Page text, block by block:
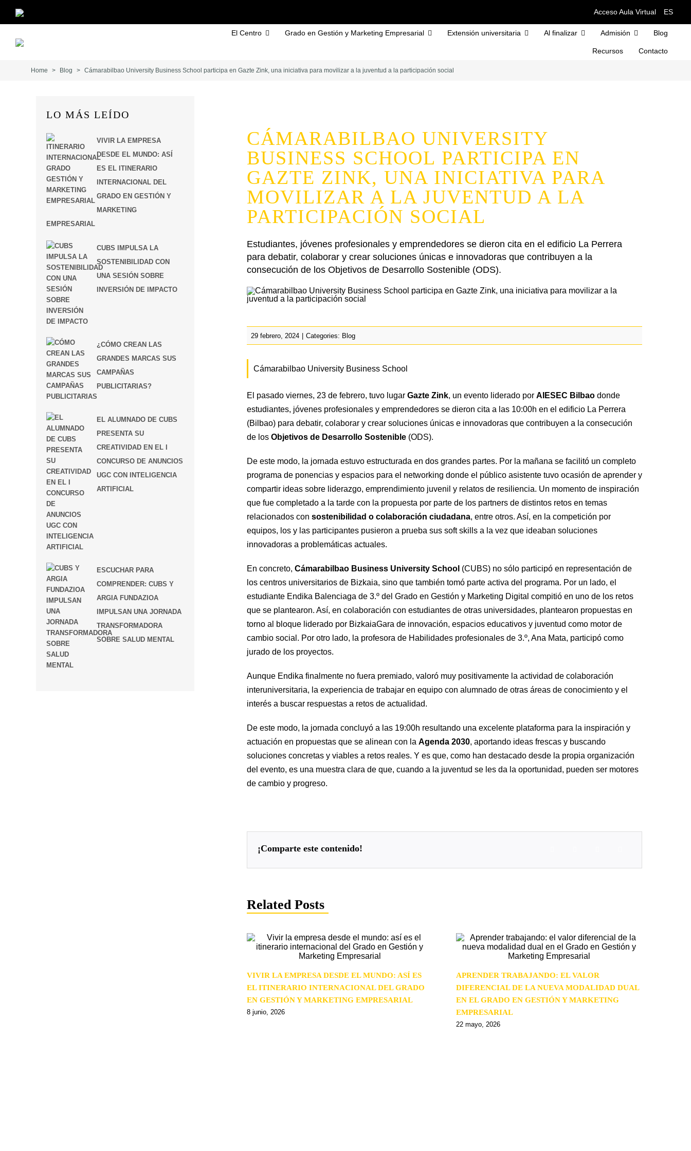
Acceso Aula Virtual ES
El Centro Grado en Gestión y Marketing Empresarial Extensión universitaria Al finalizar Admisión Blog
Recursos Contacto
Home > Blog > Cámarabilbao University Business School participa en Gazte Zink, una iniciativa para movilizar a la juventud a la participación social
CÁMARABILBAO UNIVERSITY
BUSINESS SCHOOL PARTICIPA EN
GAZTE ZINK, UNA INICIATIVA PARA
MOVILIZAR A LA JUVENTUD A LA
PARTICIPACIÓN SOCIAL
Estudiantes, jóvenes profesionales y emprendedores se dieron cita en el edificio La Perrera
para debatir, colaborar y crear soluciones únicas e innovadoras que contribuyen a la
consecución de los Objetivos de Desarrollo Sostenible (ODS).
29 febrero, 2024 | Categories: Blog
Cámarabilbao University Business School
El pasado viernes, 23 de febrero, tuvo lugar Gazte Zink, un evento liderado por AIESEC Bilbaodonde
estudiantes, jóvenes profesionales y emprendedores se dieron cita a las 10:00h en el edificio La Perrera
(Bilbao) para debatir, colaborar y crear soluciones únicas e innovadoras que contribuyen a la consecución
de los Objetivos de Desarrollo Sostenible(ODS).
De este modo, la jornada estuvo estructurada en dos grandes partes. Por la mañana se facilitó un completo
programa de ponencias y espacios para el networking donde el público asistente tuvo ocasión de aprender y
compartir ideas sobre liderazgo, emprendimiento juvenil y relatos de resiliencia. Un momento de inspiración
que fue completado a la tarde con la propuesta por parte de los partners de distintos retos en temas
relacionados con sostenibilidad o colaboración ciudadana, entre otros. Así, en la competición por
equipos, los y las participantes pusieron a prueba sus soft skills a la vez que ideaban soluciones
innovadoras a problemáticas actuales.
En concreto, Cámarabilbao Business University School (CUBS) no sólo participó en representación de
los centros universitarios de Bizkaia, sino que también tomó parte activa del programa. Por un lado, el
estudiante Endika Balenciaga de 3.º del Grado en Gestión y Marketing Digital compitió en uno de los retos
que se plantearon. Así, en colaboración con estudiantes de otras universidades, plantearon propuestas en
torno al bloque liderado por BizkaiaGara de innovación, espacios educativos y juventud como motor de
cambio social. Por otro lado, la profesora de Habilidades profesionales de 3.º, Ana Mata, participó como
jurado de los proyectos.
Aunque Endika finalmente no fuera premiado, valoró muy positivamente la actividad de colaboración
interuniversitaria, la experiencia de trabajar en equipo con alumnado de otras áreas de conocimiento y el
interés a buscar respuestas a retos de actualidad.
De este modo, la jornada concluyó a las 19:00h resultando una excelente plataforma para la inspiración y
actuación en propuestas que se alinean con la Agenda 2030, aportando ideas frescas y buscando
soluciones concretas y viables a retos reales. Y es que, como han destacado desde la propia organización
del evento, es una muestra clara de que, cuando a la juventud se les da la oportunidad, pueden ser motores
de cambio y progreso.
¡comparte este contenido!
Related Posts
VIVIR LA EMPRESA DESDE EL MUNDO: ASÍ ES
EL ITINERARIO INTERNACIONAL DEL GRADO
EN GESTIÓN Y MARKETING EMPRESARIAL
8 junio, 2026
APRENDER TRABAJANDO: EL VALOR
DIFERENCIAL DE LA NUEVA MODALIDAD DUAL
EN EL GRADO EN GESTIÓN Y MARKETING
EMPRESARIAL
22 mayo, 2026
LO MÁS LEÍDO
VIVIR LA EMPRESA
DESDE EL MUNDO: ASÍ
ES EL ITINERARIO
INTERNACIONAL DEL
GRADO EN GESTIÓN Y
MARKETING
EMPRESARIAL
CUBS IMPULSA LA
SOSTENIBILIDAD CON
UNA SESIÓN SOBRE
INVERSIÓN DE IMPACTO
¿CÓMO CREAN LAS
GRANDES MARCAS SUS
CAMPAÑAS
PUBLICITARIAS?
EL ALUMNADO DE CUBS
PRESENTA SU
CREATIVIDAD EN EL I
CONCURSO DE ANUNCIOS
UGC CON INTELIGENCIA
ARTIFICIAL
ESCUCHAR PARA
COMPRENDER: CUBS Y
ARGIA FUNDAZIOA
IMPULSAN UNA JORNADA
TRANSFORMADORA
SOBRE SALUD MENTAL